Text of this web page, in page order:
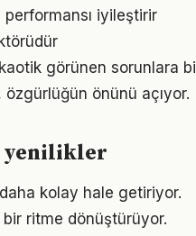
iyileştirir
görünen sorunlara
önünü açıyor.
yenilikler
kolay hale getiriyor.
ritme dönüştürüyor.